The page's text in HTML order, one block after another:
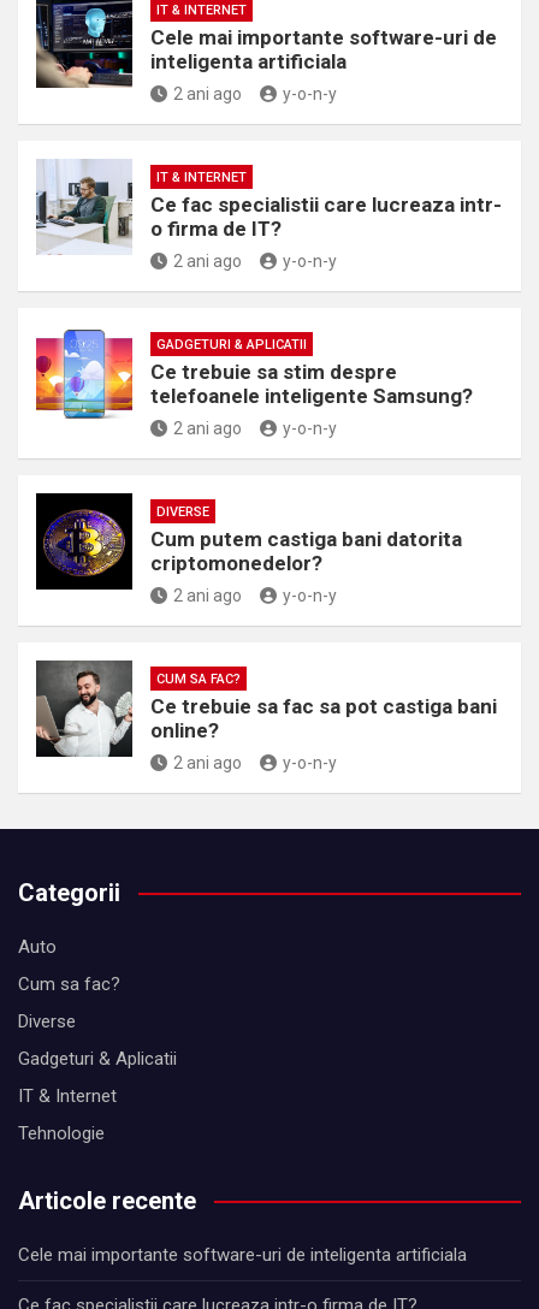
IT & INTERNET
Cele mai importante software-uri de
inteligenta artificiala
2 ani ago y-o-n-y
IT & INTERNET
Ce fac specialistii care lucreaza intr-
o firma de IT?
2 ani ago y-o-n-y
GADGETURI & APLICATII
Ce trebuie sa stim despre
telefoanele inteligente Samsung?
2 ani ago y-o-n-y
DIVERSE
Cum putem castiga bani datorita
criptomonedelor?
2 ani ago y-o-n-y
CUM SA FAC?
Ce trebuie sa fac sa pot castiga bani
online?
2 ani ago y-o-n-y
Categorii
Auto
Cum sa fac?
Diverse
Gadgeturi & Aplicatii
IT & Internet
Tehnologie
Articole recente
Cele mai importante software-uri de inteligenta artificiala